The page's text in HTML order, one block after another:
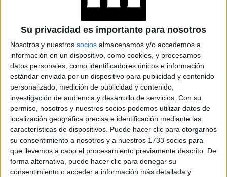
Su privacidad es importante para nosotros
Nosotros y nuestros socios almacenamos y/o accedemos a
información en un dispositivo, como cookies, y procesamos
datos personales, como identificadores únicos e información
estándar enviada por un dispositivo para publicidad y contenido
personalizado, medición de publicidad y contenido,
investigación de audiencia y desarrollo de servicios. Con su
permiso, nosotros y nuestros socios podemos utilizar datos de
localización geográfica precisa e identificación mediante las
características de dispositivos. Puede hacer clic para otorgarnos
su consentimiento a nosotros y a nuestros 1733 socios para
que llevemos a cabo el procesamiento previamente descrito. De
forma alternativa, puede hacer clic para denegar su
consentimiento o acceder a información más detallada y
MODA Y PERSONALIDADES
Jacob Elordi tiene la colección de